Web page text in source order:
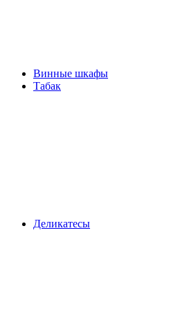
Винные шкафы
Табак
Деликатесы